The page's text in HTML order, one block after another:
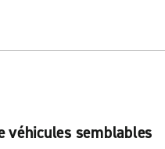
véhicules semblables